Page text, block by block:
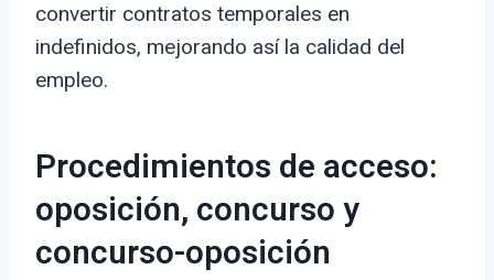
convertir contratos temporales en
indefinidos, mejorando así la calidad del
empleo.
Procedimientos de acceso:
oposición, concurso y
concurso-oposición